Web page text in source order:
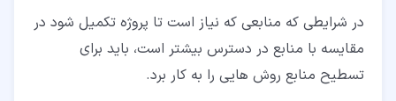
در شرایطی که منابعی که نیاز است تا پروژه تکمیل شود در
مقایسه با منابع در دسترس بیشتر است، باید برای
تسطیح منابع روش هایی را به کار برد.